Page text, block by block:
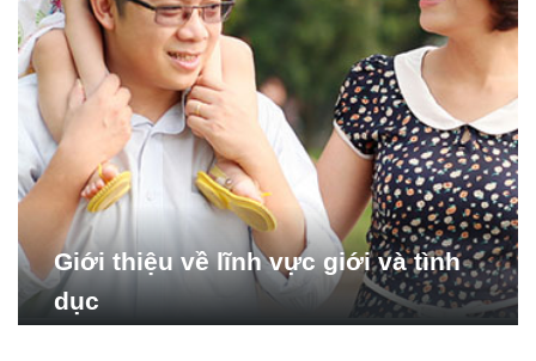
Giới thiệu về lĩnh vực giới và tình
dục